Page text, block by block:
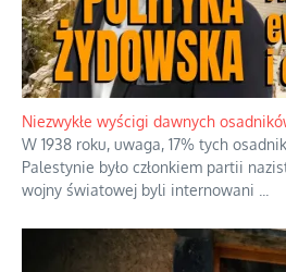
Niezwykłe wyścigi dawnych
W 1938 roku, uwaga, 17% tych
Palestynie było członkiem partii
wojny światowej byli internowani